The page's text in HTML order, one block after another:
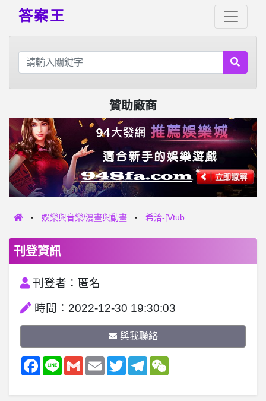
答案王
贊助廠商
娛樂與音樂/漫畫與動畫 希洽-[Vtub
刊登資訊
刊登者：匿名
時間：2022-12-30 19:30:03
與我聯絡
Facebook
Line GmailEmail TwitterTelegramWeChat